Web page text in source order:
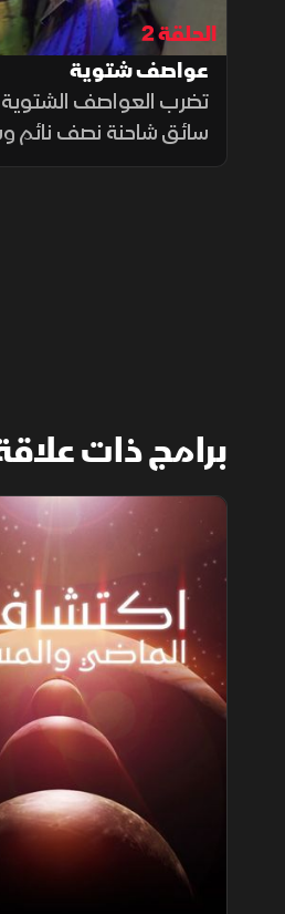
الحلقة 2
عواصف شتوية
تضرب العواصف الشتوية
سائق شاحنة نصف نائم
طريق سنوشيد هيل،
برامج ذات
اكتشافات الماضي والمستقبل